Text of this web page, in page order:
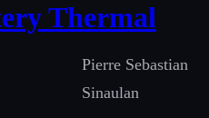
Thermal
Pierre Sebastian
Sinaulan